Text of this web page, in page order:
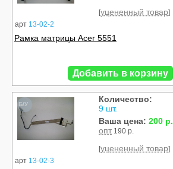
арт 13-02-2
[уцененный товар]
Рамка матрицы Acer 5551
Добавить в корзину
Б/У
арт 13-02-3
Количество:
9 шт.
Ваша цена: 200 р.
опт 190 р.
[уцененный товар]